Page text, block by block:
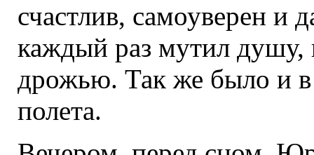
счастлив, самоуверен и
каждый раз мутил душу,
дрожью. Так же было и в
полета.